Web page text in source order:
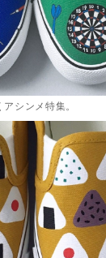
シンメ特集。